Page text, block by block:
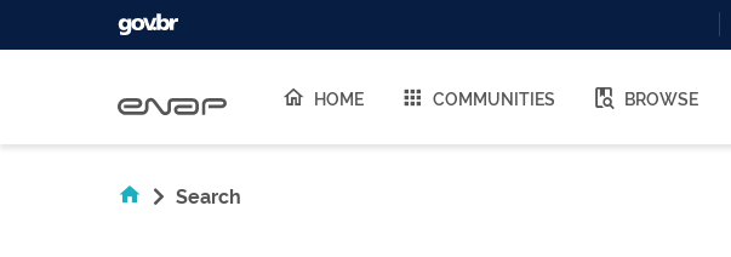
HOME COMMUNITIES BROWSE
Search